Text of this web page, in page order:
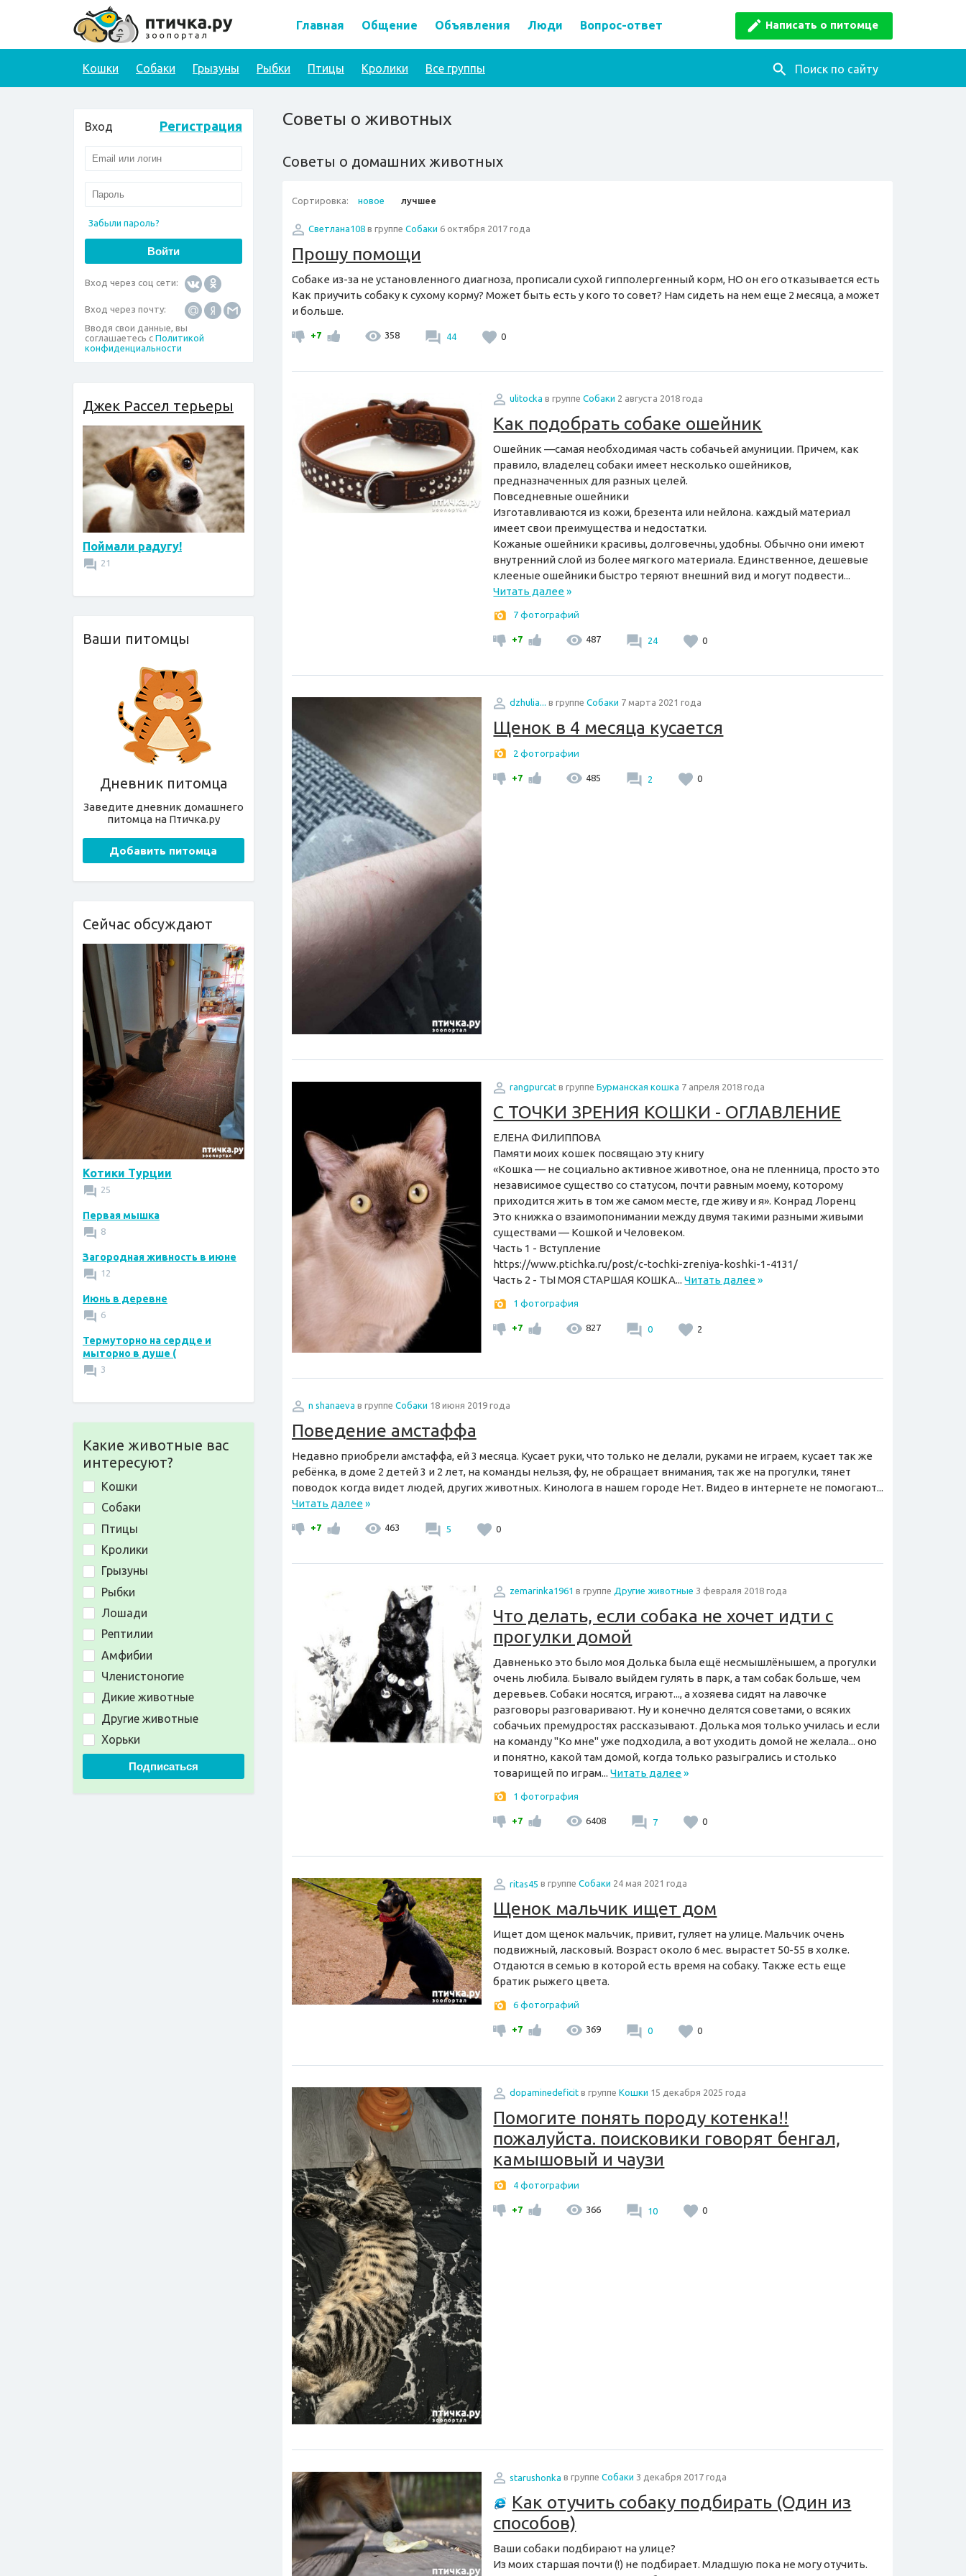
Написать о питомце
Главная Общение Объявления Люди Вопрос-ответ
Поиск по сайту
Кошки Собаки Грызуны Рыбки Птицы Кролики Все группы
Вход Регистрация
Забыли пароль?
Вход через соц сети:
Вход через почту:
Вводя свои данные, вы
соглашаетесь с Политикой
конфиденциальности
Джек Рассел терьеры
Поймали радугу!
21
Ваши питомцы
Дневник питомца
Заведите дневник домашнего
питомца на Птичка.ру
Добавить питомца
Сейчас обсуждают
Котики Турции
25
Первая мышка
8
Загородная живность в июне
12
Июнь в деревне
6
Термуторно на сердце и
мыторно в душе (
3
Какие животные вас
интересуют?
Кошки
Собаки
Птицы
Кролики
Грызуны
Рыбки
Лошади
Рептилии
Амфибии
Членистоногие
Дикие животные
Другие животные
Хорьки
Подписаться
Советы о животных
Советы о домашних животных
Сортировка: новое лучшее
Светлана108в группе Собаки 6 октября 2017 года
Прошу помощи
Собаке из-за не установленного диагноза, прописали сухой гипполергенный корм, НО он его отказывается есть
Как приучить собаку к сухому корму? Может быть есть у кого то совет? Нам сидеть на нем еще 2 месяца, а может
и больше.
+7 358 44 0
ulitocka в группеСобаки 2 августа 2018 года
Как подобрать собаке ошейник
Ошейник —самая необходимая часть собачьей амуниции. Причем, как
правило, владелец собаки имеет несколько ошейников,
предназначенных для разных целей.
Повседневные ошейники
Изготавливаются из кожи, брезента или нейлона. каждый материал
имеет свои преимущества и недостатки.
Кожаные ошейники красивы, долговечны, удобны. Обычно они имеют
внутренний слой из более мягкого материала. Единственное, дешевые
клееные ошейники быстро теряют внешний вид и могут подвести...
Читать далее »
7 фотографий
+7 487 24 0
dzhulia... в группеСобаки 7 марта 2021 года
Щенок в 4 месяца кусается
2 фотографии
+7 485 2 0
rangpurcat в группеБурманская кошка 7 апреля 2018 года
C ТОЧКИ ЗРЕНИЯ КОШКИ - ОГЛАВЛЕНИЕ
ЕЛЕНА ФИЛИППОВА
Памяти моих кошек посвящаю эту книгу
«Кошка — не социально активное животное, она не пленница, просто это
независимое существо со статусом, почти равным моему, которому
приходится жить в том же самом месте, где живу и я». Конрад Лоренц
Это книжка о взаимопонимании между двумя такими разными живыми
существами — Кошкой и Человеком.
Часть 1 - Вступление
https://www.ptichka.ru/post/c-tochki-zreniya-koshki-1-4131/
Часть 2 - ТЫ МОЯ СТАРШАЯ КОШКА...Читать далее »
1 фотография
+7 827 0 2
n shanaeva в группе Собаки 18 июня 2019 года
Поведение амстаффа
Недавно приобрели амстаффа, ей 3 месяца. Кусает руки, что только не делали, руками не играем, кусает так же
ребёнка, в доме 2 детей 3 и 2 лет, на команды нельзя, фу, не обращает внимания, так же на прогулки, тянет
поводок когда видет людей, других животных. Кинолога в нашем городе Нет. Видео в интернете не помогают...
Читать далее»
+7 463 5 0
zemarinka1961 в группе Другие животные 3 февраля 2018 года
Что делать, если собака не хочет идти с
прогулки домой
Давненько это было моя Долька была ещё несмышлёнышем, а прогулки
очень любила. Бывало выйдем гулять в парк, а там собак больше, чем
деревьев. Собаки носятся, играют..., а хозяева сидят на лавочке
разговоры разговаривают. Ну и конечно делятся советами, о всяких
собачьих премудростях рассказывают. Долька моя только училась и если
на команду "Ко мне" уже подходила, а вот уходить домой не желала... оно
и понятно, какой там домой, когда только разыгрались и столько
товарищей по играм...Читать далее »
1 фотография
+7 6408 7 0
ritas45 в группеСобаки 24 мая 2021 года
Щенок мальчик ищет дом
Ищет дом щенок мальчик, привит, гуляет на улице. Мальчик очень
подвижный, ласковый. Возраст около 6 мес. вырастет 50-55 в холке.
Отдаются в семью в которой есть время на собаку. Также есть еще
братик рыжего цвета.
6 фотографий
+7 369 0 0
dopaminedeficit в группеКошки 15 декабря 2025 года
Помогите понять породу котенка!!
пожалуйста. поисковики говорят бенгал,
камышовый и чаузи
4 фотографии
+7 366 10 0
starushonka в группеСобаки 3 декабря 2017 года
Как отучить собаку подбирать (Один из
способов)
Ваши собаки подбирают на улице?
Из моих старшая почти (!) не подбирает. Младшую пока не могу отучить.